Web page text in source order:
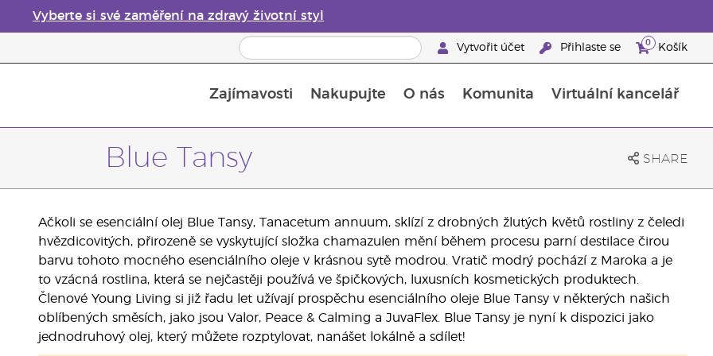
Vyberte si své zaměření na zdravý životní styl
Vytvořit účet Přihlaste se 0 Košík
Zajímavosti Nakupujte O nás Komunita Virtuální kancelář
Blue Tansy SHARE
Ačkoli se esenciální olej Blue Tansy, Tanacetum annuum, sklízí z drobných žlutých květů rostliny z čeledi
hvězdicovitých, přirozeně se vyskytující složka chamazulen mění během procesu parní destilace čirou
barvu tohoto mocného esenciálního oleje v krásnou sytě modrou. Vratič modrý pochází z Maroka a je
to vzácná rostlina, která se nejčastěji používá ve špičkových, luxusních kosmetických produktech.
Členové Young Living si již řadu let užívají prospěchu esenciálního oleje Blue Tansy v některých našich
oblíbených směsích, jako jsou Valor, Peace & Calming a JuvaFlex. Blue Tansy je nyní k dispozici jako
jednodruhový olej, který můžete rozptylovat, nanášet lokálně a sdílet!